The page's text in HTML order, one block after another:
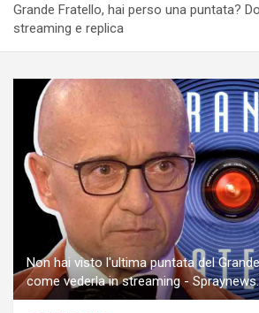
Grande Fratello, hai perso una puntata?
streaming e replica
Non hai visto l'ultima puntata del
come vederla in streaming -